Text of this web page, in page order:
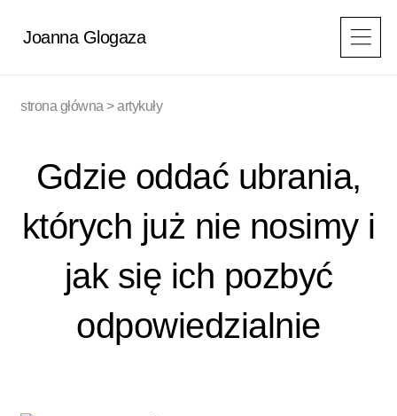
Joanna Glogaza
strona główna >artykuły
Gdzie oddać ubrania,
których już nie nosimy i
jak się ich pozbyć
odpowiedzialnie